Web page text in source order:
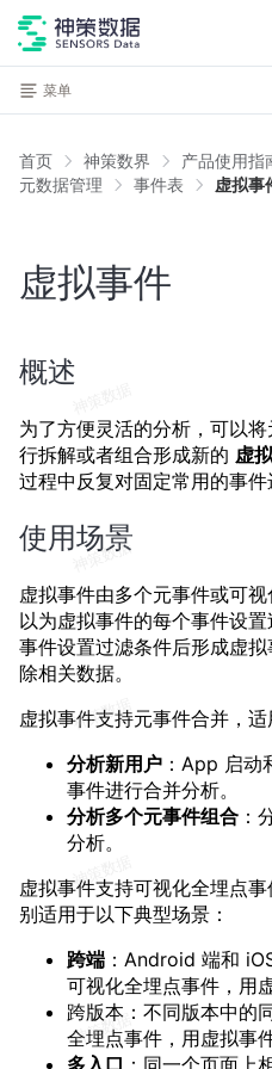
菜单
首页 神策数界 产品使用指
元数据管理
事件表 虚拟事
虚拟事件
概述
为了方便灵活的分析，可以
行拆解或者组合形成新的 虚
过程中反复对固定常用的事件
使用场景
虚拟事件由多个元事件或可
以为虚拟事件的每个事件设
事件设置过滤条件后形成虚
除相关数据。
虚拟事件支持元事件合并，适
分析新用户 ：App 启动
事件进行合并分析。
分析多个元事件组合 ：
分析。
虚拟事件支持可视化全埋点
别适用于以下典型场景：
跨端 ：Android 端和
可视化全埋点事件，用
跨版本：不同版本中的
全埋点事件，用虚拟事